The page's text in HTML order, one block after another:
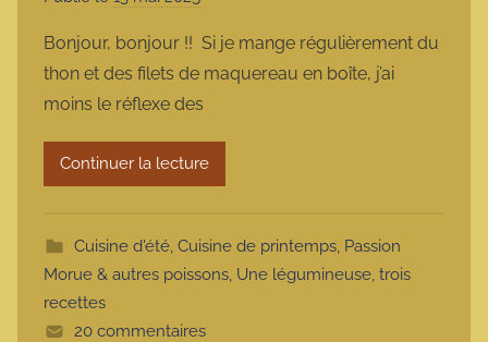
r
m
a
r
m
t
e
Bonjour, bonjour !! Si je mange régulièrement du
thon et des filets de maquereau en boîte, j’ai
moins le réflexe des
Continuer la lecture
Cuisine d'été, Cuisine de printemps, Passion
Morue & autres poissons, Une légumineuse, trois
recettes
20 commentaires